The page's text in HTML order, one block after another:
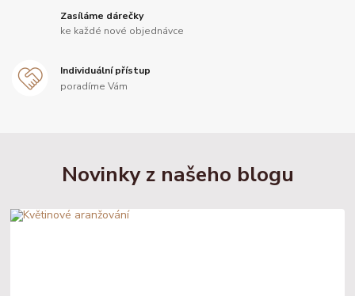
Zasíláme dárečky
ke každé nové objednávce
Individuální přístup
poradíme Vám
Novinky z našeho blogu